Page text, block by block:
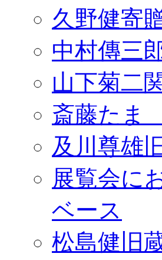
久野健寄
中村傳三
山下菊二
斎藤たま
及川尊雄
展覧会に
ベース
松島健旧